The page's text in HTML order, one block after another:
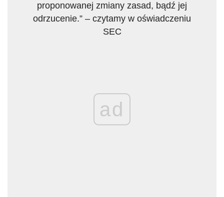
proponowanej zmiany zasad, bądź jej
odrzucenie.” – czytamy w oświadczeniu
SEC
ad